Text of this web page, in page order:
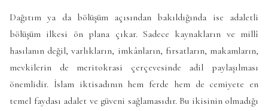
Dağıtım ya da bölüşüm açısından bakıldığında ise adaletli
bölüşüm ilkesi ön plana çıkar. Sadece kaynakların ve millî
hasılanın değil, varlıkların, imkânların, fırsatların, makamların,
mevkilerin de meritokrasi çerçevesinde adil paylaşılması
önemlidir. İslam iktisadının hem ferde hem de cemiyete en
temel faydası adalet ve güveni sağlamasıdır. Bu ikisinin olmadığı